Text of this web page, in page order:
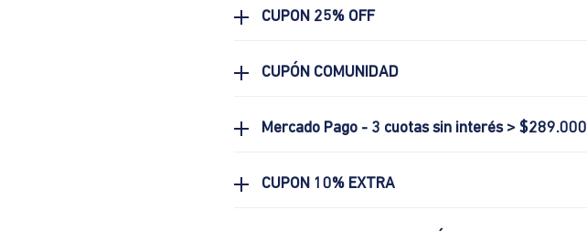
CUPON 25% OFF
CUPÓN COMUNIDAD
Mercado Pago - 3 cuotas sin interés > $289.000
CUPON 10% EXTRA